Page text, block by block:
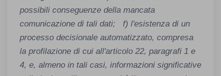
possibili conseguenze della mancata
comunicazione di tali dati; f) l'esistenza di un
processo decisionale automatizzato, compresa
la profilazione di cui all'articolo 22, paragrafi 1 e
4, e, almeno in tali casi, informazioni significative